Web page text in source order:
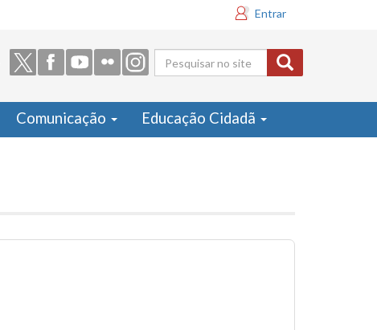
Entrar
Formulário
de busca
Comunicação Educação Cidadã